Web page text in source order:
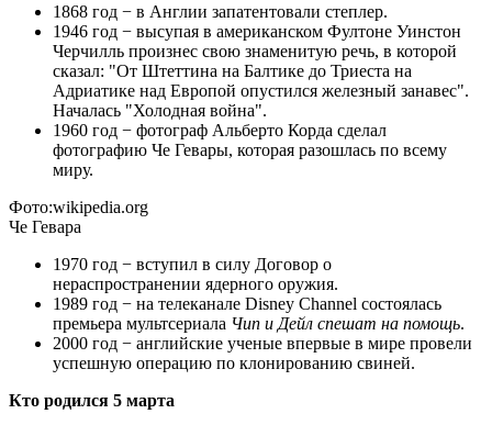
1868 год − в Англии запатентовали степлер.
1946 год − высупая в американском Фултоне Уинстон
Черчилль произнес свою знаменитую речь, в которой
сказал: "От Штеттина на Балтике до Триеста на
Адриатике над Европой опустился железный занавес".
Началась "Холодная война".
1960 год − фотограф Альберто Корда сделал
фотографию Че Гевары, которая разошлась по всему
миру.
Фото:wikipedia.org
Че Гевара
1970 год − вступил в силу Договор о
нераспространении ядерного оружия.
1989 год − на телеканале Disney Channel состоялась
премьера мультсериала Чип и Дейл спешат на помощь.
2000 год − английские ученые впервые в мире провели
успешную операцию по клонированию свиней.
Кто родился 5 марта